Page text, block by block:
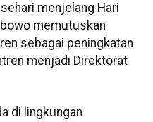
menjelang Hari
memutuskan
sebagai peningkatan
menjadi Direktorat
di lingkungan